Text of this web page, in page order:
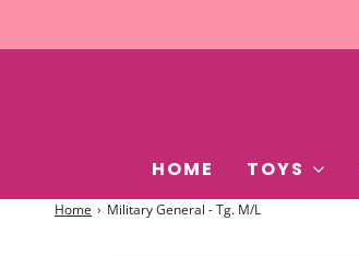
HOME TOYS
Home › Military General - Tg. M/L